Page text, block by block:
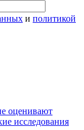
и политикой
оценивают
исследования